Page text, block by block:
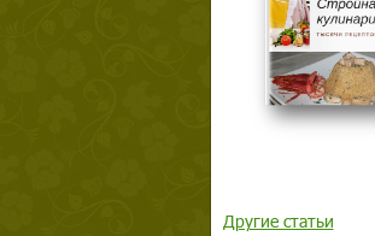
Другие статьи